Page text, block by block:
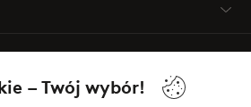
– Twój wybór!